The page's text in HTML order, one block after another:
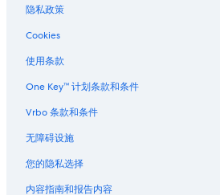
隐私政策
Cookies
使用条款
One Key™ 计划条款和条件
Vrbo 条款和条件
无障碍设施
您的隐私选择
内容指南和报告内容